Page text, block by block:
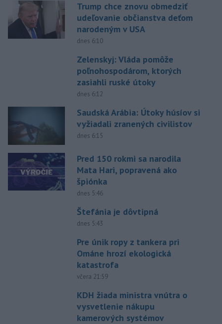
Trump chce znovu obmedziť
udeľovanie občianstva deťom
narodeným v USA
dnes 6:10
Zelenskyj: Vláda pomôže
poľnohospodárom, ktorých
zasiahli ruské útoky
dnes 6:12
Saudská Arábia: Útoky húsíov si
vyžiadali zranených civilistov
dnes 6:15
Pred 150 rokmi sa narodila
Mata Hari, popravená ako
špiónka
dnes 5:46
Štefánia je dôvtipná
dnes 5:43
Pre únik ropy z tankera pri
Ománe hrozí ekologická
katastrofa
včera 21:59
KDH žiada ministra vnútra o
vysvetlenie nákupu
kamerových systémov